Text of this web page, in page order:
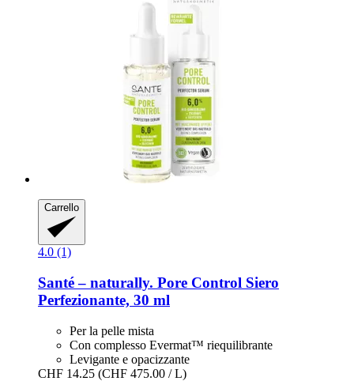
Carrello
4.0 (1)
Santé – naturally. Pore Control Siero
Perfezionante, 30 ml
Per la pelle mista
Con complesso Evermat™ riequilibrante
Levigante e opacizzante
CHF 14.25 (CHF 475.00 / L)